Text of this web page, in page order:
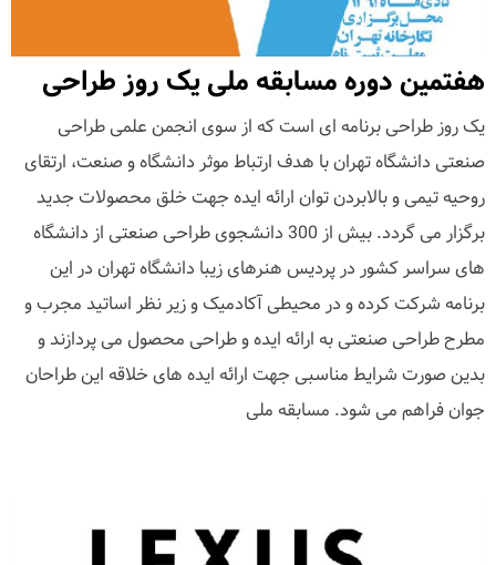
هفتمین دوره مسابقه ملی یک روز طراحی
یک روز طراحی برنامه ای است که از سوی انجمن علمی طراحی
صنعتی دانشگاه تهران با هدف ارتباط موثر دانشگاه و صنعت، ارتقای
روحیه تیمی و بالابردن توان ارائه ایده جهت خلق محصولات جدید
برگزار می گردد. بیش از 300 دانشجوی طراحی صنعتی از دانشگاه
های سراسر کشور در پردیس هنرهای زیبا دانشگاه تهران در این
برنامه شرکت کرده و در محیطی آکادمیک و زیر نظر اساتید مجرب و
مطرح طراحی صنعتی به ارائه ایده و طراحی محصول می پردازند و
بدین صورت شرایط مناسبی جهت ارائه ایده های خلاقه این طراحان
جوان فراهم می شود. مسابقه ملی